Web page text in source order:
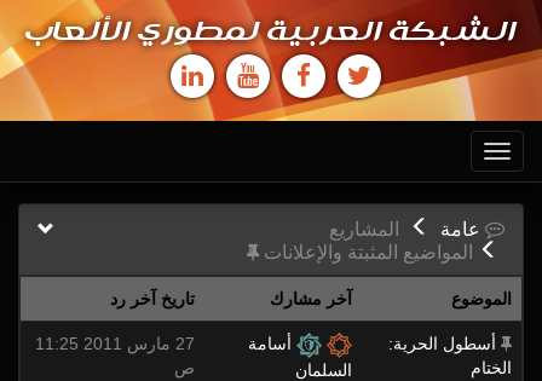
الشبكة العربية لمطوري الألعاب
Toggle
navigation
عامة
المشاريع
المواضيع المثبتة والإعلانات
الموضوع آخر مشارك تاريخ آخر رد
أسطول الحرية:
الختام
أسامة
السلمان
27 مارس 2011 11:25
ص